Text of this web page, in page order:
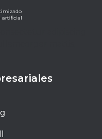
artificial